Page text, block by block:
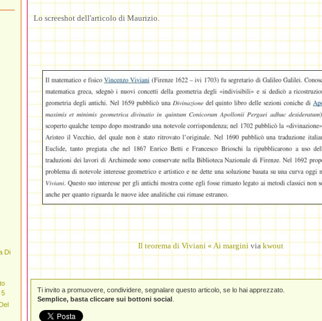
Lo screeshot dell'articolo di Maurizio.
Il teorema di Viviani « Ai marginiviakwout
Ti invito a promuovere, condividere, segnalare questo articolo, se lo hai apprezzato.
Semplice, basta cliccare sui bottoni social.
Di
5